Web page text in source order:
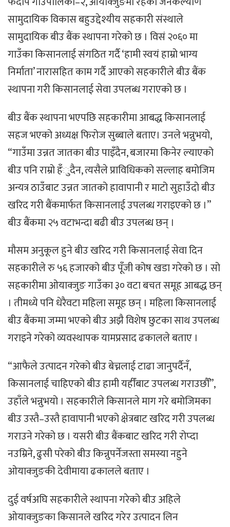
सामुदायिक विकास बहुउद्देश्यीय सहकारी संस्थाले
सामुदायिक बीउ बैंक स्थापना गरेको छ । विसं २०६० मा
गाउँका किसानलाई संगठित गर्दै ‘हामी स्वयं हाम्रो भाग्य
निर्माता’ नारासहित काम गर्दै आएको सहकारीले बीउ बैंक
स्थापना गरी किसानलाई सेवा उपलब्ध गराएको छ ।
बीउ बैंक स्थापना भएपछि सहकारीमा आबद्ध किसानलाई
सहज भएको अध्यक्ष फिरोज सुब्बाले बताए। उनले भन्नुभयो,
“गाउँमा उन्नत जातका बीउ पाइँदैन, बजारमा किनेर ल्याएको
बीउ पनि राम्रो हँुदैन, त्यसैले प्राविधिकको सल्लाह बमोजिम
अन्यत्र ठाउँबाट उन्नत जातको हावापानी र माटो सुहाउँदो बीउ
खरिद गरी बैंकमार्फत किसानलाई उपलब्ध गराइएको छ ।”
बीउ बैंकमा २५ वटाभन्दा बढी बीउ उपलब्ध छन् ।
मौसम अनुकूल हुने बीउ खरिद गरी किसानलाई सेवा दिन
सहकारीले रु ५६ हजारको बीउ पूँजी कोष खडा गरेको छ । सो
सहकारीमा ओयाक्जुङ गाउँका ३० वटा बचत समूह आबद्ध छन्
। तीमध्ये पनि धेरैवटा महिला समूह छन् । महिला किसानलाई
बीउ बैंकमा जम्मा भएको बीउ अझै विशेष छुटका साथ उपलब्ध
गराइने गरेको व्यवस्थापक यामप्रसाद ढकालले बताए ।
“आफैले उत्पादन गरेको बीउ बेच्नलाई टाढा जानुपर्दैनँ,
किसानलाई चाहिएको बीउ हामी यहीँबाट उपलब्ध गराउछौँ”,
उहाँले भन्नुभयो । सहकारीले किसानले माग गरे बमोजिमका
बीउ उस्तै–उस्तै हावापानी भएको क्षेत्रबाट खरिद गरी उपलब्ध
गराउने गरेको छ । यसरी बीउ बैंकबाट खरिद गरी रोप्दा
नउम्रिने, ढुसी परेको बीउ किन्नुपर्नेजस्ता समस्या नहुने
ओयाक्जुङकी देवीमाया ढकालले बताए ।
दुई वर्षअघि सहकारीले स्थापना गरेको बीउ अहिले
ओयाक्जुङका किसानले खरिद गरेर उत्पादन लिन